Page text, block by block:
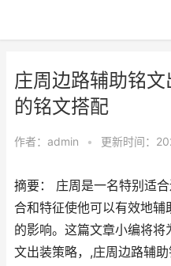
庄周边路辅助铭
的铭文搭配
作者： admin • 更新时间：
摘要： 庄周是一名特别适
合和特征使他可以有效地
的影响。这篇文章小编将
文出装策略，,庄周边路辅